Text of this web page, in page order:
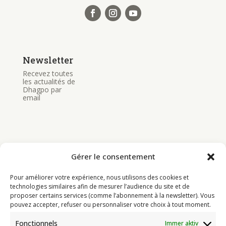
Gérer le consentement
Pour améliorer votre expérience, nous utilisons des cookies et
technologies similaires afin de mesurer l’audience du site et de
proposer certains services (comme l’abonnement à la newsletter). Vous
pouvez accepter, refuser ou personnaliser votre choix à tout moment.
Fonctionnels Immer aktiv
Newsletter
Recevez toutes
les actualités de
Dhagpo par
email
Programme
Actualités
Ressources